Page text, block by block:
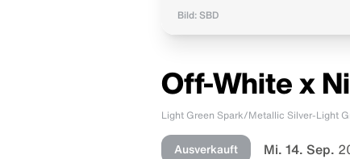
Bild: SBD
Off-White x
Light Green Spark/Metallic Silver-Light
Ausverkauft Mi. 14. Sep.